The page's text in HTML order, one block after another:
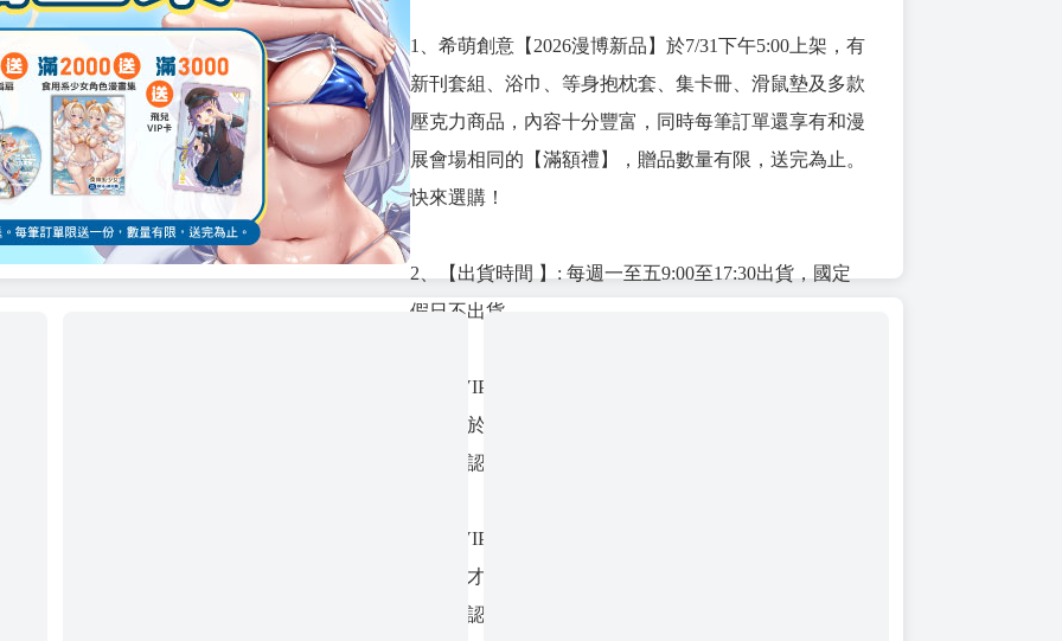
1、希萌創意【2026漫博新品】於7/31下午5:00上架，有
新刊套組、浴巾、等身抱枕套、集卡冊、滑鼠墊及多款
壓克力商品，內容十分豐富，同時每筆訂單還享有和漫
展會場相同的【滿額禮】，贈品數量有限，送完為止。
快來選購！
2、【出貨時間 】: 每週一至五9:00至17:30出貨，國定
假日不出貨。
3、【VIP滿千免運】 : VIP會員訂單滿千可享免運費優
惠，請於訂單備註欄或留言告知經認證的VIP卡完整編
碼，確認後運費將附在出貨商品中退還。
4、【VIP卡認證】 : 於網購或展場活動取得VIP卡須完
成認證才可享有優惠，請填寫【希萌創意VIP認證表
單】，認證完成即可在網路通販使用VIP優惠。